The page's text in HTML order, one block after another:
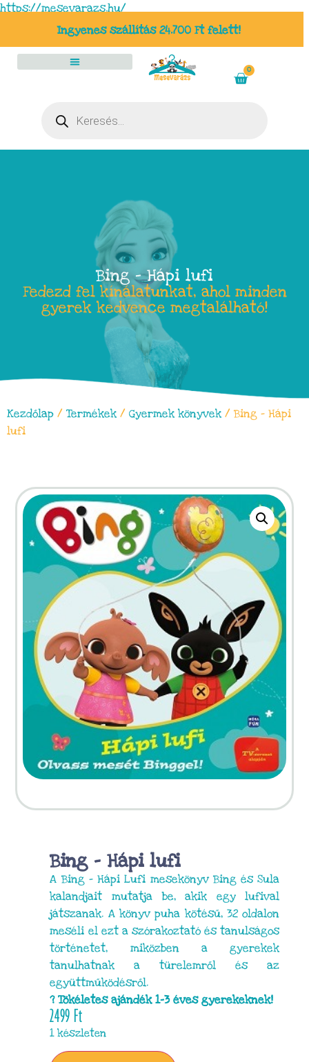
https://mesevarazs.hu/
Ingyenes szállítás 24.700 Ft felett!
0
Bing – Hápi lufi
Fedezd fel kínálatunkat, ahol minden
gyerek kedvence megtalálható!
Kezdőlap / Termékek / Gyermek könyvek / Bing – Hápi
lufi
Bing – Hápi lufi
A Bing – Hápi Lufi mesekönyv Bing és Sula
kalandjait mutatja be, akik egy lufival
játszanak. A könyv puha kötésű, 32 oldalon
meséli el ezt a szórakoztató és tanulságos
történetet, miközben a gyerekek
tanulhatnak a türelemről és az
együttműködésről.
? Tökéletes ajándék 1-3 éves gyerekeknek!
2499Ft
1 készleten